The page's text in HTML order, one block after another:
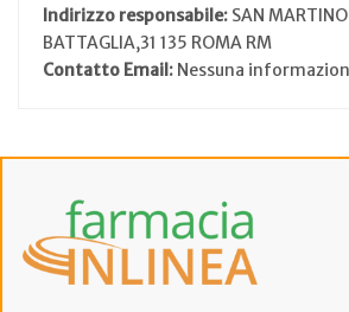
Indirizzo responsabile: SAN
BATTAGLIA,31 135 ROMA RM
Contatto Email: Nessuna